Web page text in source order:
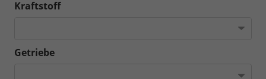
Kraftstoff
Getriebe